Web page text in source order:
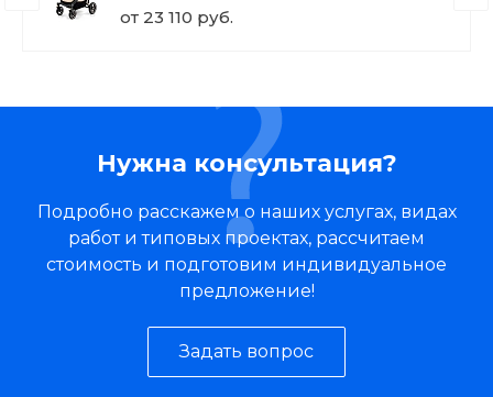
от 23 110 руб.
Нужна консультация?
Подробно расскажем о наших услугах, видах
работ и типовых проектах, рассчитаем
стоимость и подготовим индивидуальное
предложение!
Задать вопрос